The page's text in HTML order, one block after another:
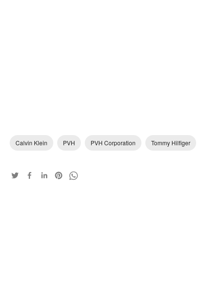
Calvin Klein PVH PVH Corporation Tommy Hilfiger